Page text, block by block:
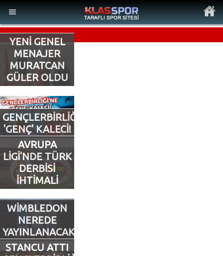
MENÜ
Ana Sayfa
Son Dakika Haberler
Foto Galeri
Video Galeri
Ankara Takımları
Futbol
YENİ GENEL
MENAJER
MURATCAN
GÜLER OLDU
GENÇLERBİRLİĞİ’NE
'GENÇ' KALECİ!
AVRUPA
LİGİ'NDE TÜRK
DERBİSİ
İHTİMALİ
WİMBLEDON
NEREDE
YAYINLANACAK?
STANCU ATTI